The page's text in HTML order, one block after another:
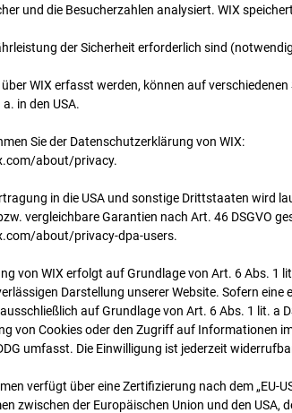
und die Besucherzahlen analysiert. WIX
der Sicherheit erforderlich sind
über WIX erfasst werden, können auf
in den USA.
Sie der Datenschutzerklärung von WIX:
about/privacy.
in die USA und sonstige Drittstaaten wird
vergleichbare Garantien nach Art. 46 DSGVO
about/privacy-dpa-users.
von WIX erfolgt auf Grundlage von Art. 6 Abs. 1
Darstellung unserer Website. Sofern
auf Grundlage von Art. 6 Abs. 1 lit. a
von Cookies oder den Zugriff auf Informationen
umfasst. Die Einwilligung ist jederzeit
verfügt über eine Zertifizierung nach dem „EU-
zwischen der Europäischen Union und den